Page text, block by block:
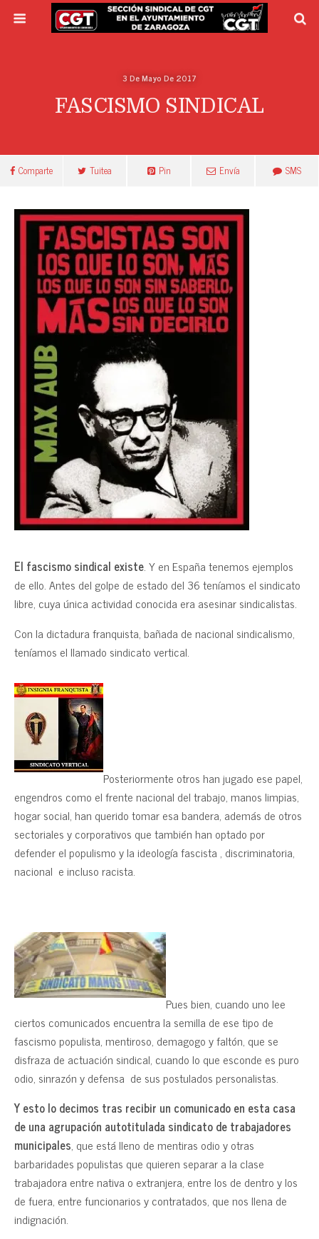
3 De Mayo De 2017
FASCISMO SINDICAL
Comparte Tuitea Pin Envía SMS
El fascismo sindical existe. Y en España tenemos ejemplos
de ello. Antes del golpe de estado del 36 teníamos el sindicato
libre, cuya única actividad conocida era asesinar sindicalistas.
Con la dictadura franquista, bañada de nacional sindicalismo,
teníamos el llamado sindicato vertical.
Posteriormente otros han jugado ese papel,
engendros como el frente nacional del trabajo, manos limpias,
hogar social, han querido tomar esa bandera, además de otros
sectoriales y corporativos que también han optado por
defender el populismo y la ideología fascista , discriminatoria,
nacional e incluso racista.
Pues bien, cuando uno lee
ciertos comunicados encuentra la semilla de ese tipo de
fascismo populista, mentiroso, demagogo y faltón, que se
disfraza de actuación sindical, cuando lo que esconde es puro
odio, sinrazón y defensa de sus postulados personalistas.
Y esto lo decimos tras recibir un comunicado en esta casa
de una agrupación autotitulada sindicato de trabajadores
municipales, que está lleno de mentiras odio y otras
barbaridades populistas que quieren separar a la clase
trabajadora entre nativa o extranjera, entre los de dentro y los
de fuera, entre funcionarios y contratados, que nos llena de
indignación.